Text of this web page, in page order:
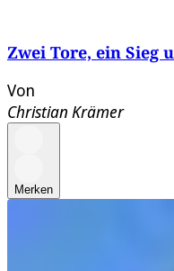
Zwei Tore, ein Sieg
Von
Christian Krämer
Merken